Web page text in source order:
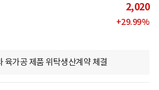
2,020
+29.99%
육가공 제품 위탁생산계약 체결